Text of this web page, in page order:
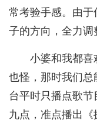
常考验手感。由
子的方向，全力调
小婆和我都喜
也怪，那时我们
台平时只播点歌
九点，准点播出